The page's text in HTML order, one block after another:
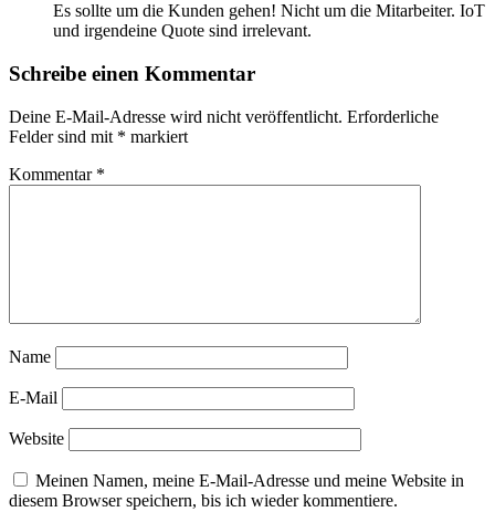
Es sollte um die Kunden gehen! Nicht um die Mitarbeiter. IoT
und irgendeine Quote sind irrelevant.
Schreibe einen Kommentar
Deine E-Mail-Adresse wird nicht veröffentlicht. Erforderliche
Felder sind mit * markiert
Kommentar *
Name
E-Mail
Website
Meinen Namen, meine E-Mail-Adresse und meine Website in
diesem Browser speichern, bis ich wieder kommentiere.